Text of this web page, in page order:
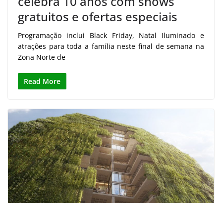
gratuitos e ofertas especiais
Programação inclui Black Friday, Natal Iluminado e
atrações para toda a família neste final de semana na
Zona Norte de
Read More